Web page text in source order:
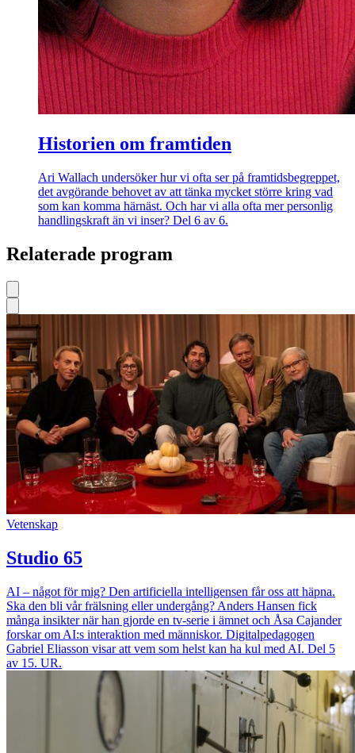
Historien om framtiden
Ari Wallach undersöker hur vi ofta ser på framtidsbegreppet,
det avgörande behovet av att tänka mycket större kring vad
som kan komma härnäst. Och har vi alla ofta mer personlig
handlingskraft än vi inser? Del 6 av 6.
Relaterade program
Vetenskap
Studio 65
AI – något för mig? Den artificiella intelligensen får oss att häpna.
Ska den bli vår frälsning eller undergång? Anders Hansen fick
många insikter när han gjorde en tv-serie i ämnet och Åsa Cajander
forskar om AI:s interaktion med människor. Digitalpedagogen
Gabriel Eliasson visar att vem som helst kan ha kul med AI. Del 5
av 15. UR.